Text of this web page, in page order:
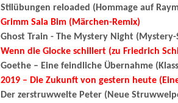
Stilübungen reloaded (Hommage auf
Grimm Sala Bim (Märchen-Remix)
Ghost Train - The Mystery Night (Mystery-
Wenn die Glocke schillert (zu Friedrich
Goethe – Eine feindliche Übernahme
2019 – Die Zukunft von gestern heute
Der zerstruwwelte Peter (Neue